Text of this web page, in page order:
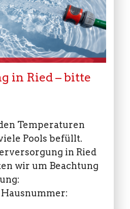
in Ried – bitte
Temperaturen
Pools befüllt.
in Ried
wir um Beachtung